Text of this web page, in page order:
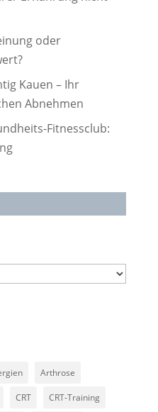
oder
Kauen – Ihr
Abnehmen
Fitnessclub:
Arthrose
CRT CRT-Training